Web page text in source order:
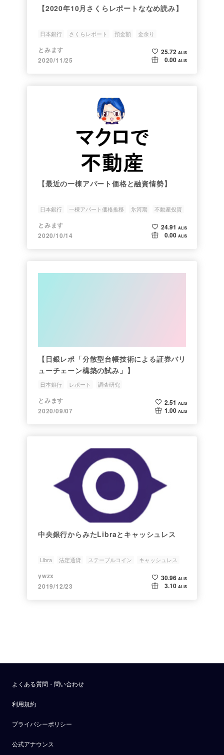
【2020年10月さくらレポートななめ読み】
日本銀行 さくらレポート 預金額 金余り
とみます
2020/11/25
25.72 ALIS
0.00 ALIS
【最近の一棟アパート価格と融資情勢】
日本銀行 一棟アパート価格推移 氷河期
不動産投資
コロナ渦
とみます
2020/10/14
24.91 ALIS
0.00 ALIS
【日銀レポ「分散型台帳技術による証券バリ
ューチェーン構築の試み」】
日本銀行 レポート 調査研究
とみます
2020/09/07
2.51 ALIS
1.00 ALIS
中央銀行からみたLibraとキャッシュレス
Libra 法定通貨 ステーブルコイン
キャッシュレス
ywzx
2019/12/23
30.96 ALIS
3.10 ALIS
よくある質問・問い合わせ
利用規約
プライバシーポリシー
公式アナウンス